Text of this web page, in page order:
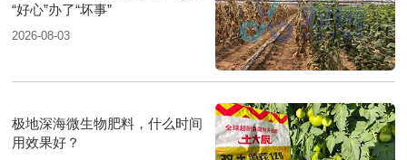
“好心”办了“坏事”
2026-08-03
极地深海微生物肥料，什么时间
用效果好？